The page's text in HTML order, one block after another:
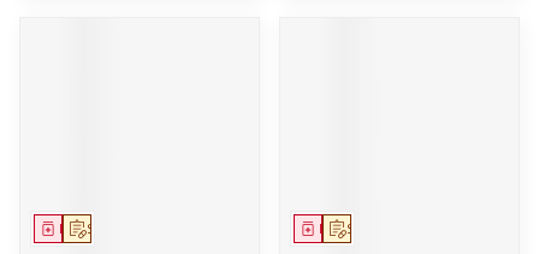
Sur prescription
Médicament Sur prescription
Médicament